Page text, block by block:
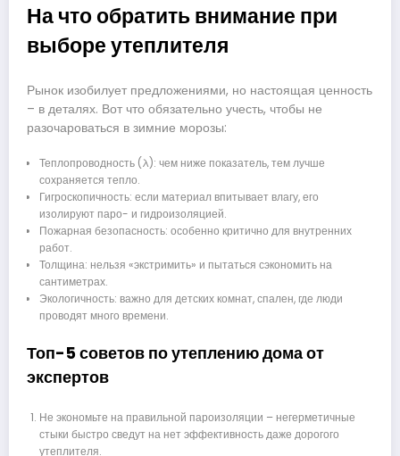
На что обратить внимание при
выборе утеплителя
Рынок изобилует предложениями, но настоящая ценность
– в деталях. Вот что обязательно учесть, чтобы не
разочароваться в зимние морозы:
Теплопроводность (λ): чем ниже показатель, тем лучше
сохраняется тепло.
Гигроскопичность: если материал впитывает влагу, его
изолируют паро- и гидроизоляцией.
Пожарная безопасность: особенно критично для внутренних
работ.
Толщина: нельзя «экстримить» и пытаться сэкономить на
сантиметрах.
Экологичность: важно для детских комнат, спален, где люди
проводят много времени.
Топ-5 советов по утеплению дома от
экспертов
Не экономьте на правильной пароизоляции – негерметичные
стыки быстро сведут на нет эффективность даже дорогого
утеплителя.